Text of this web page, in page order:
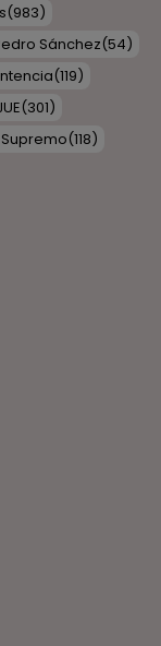
(983)
Sánchez(54)
(119)
(301)
(118)